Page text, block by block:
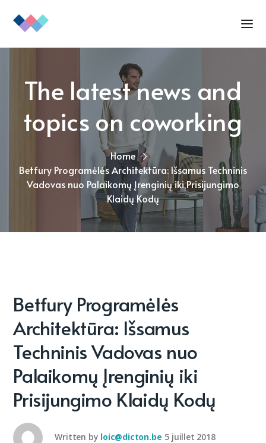
The latest news and
topics on coworking
Home
Betfury Programėlės Architektūra: Išsamus Techninis
Vadovas nuo Palaikomų Įrenginių iki Prisijungimo
Klaidų Kodų
Betfury Programėlės
Architektūra: Išsamus
Techninis Vadovas nuo
Palaikomų Įrenginių iki
Prisijungimo Klaidų Kodų
Written by loic@dicton.be 5 juillet 2018